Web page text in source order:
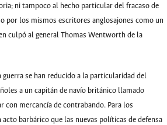
ni tampoco al hecho particular del fracaso de
por los mismos escritores anglosajones como un
culpó al general Thomas Wentworth de la
guerra se han reducido a la particularidad del
a un capitán de navío británico llamado
con mercancía de contrabando. Para los
barbárico que las nuevas políticas de defensa